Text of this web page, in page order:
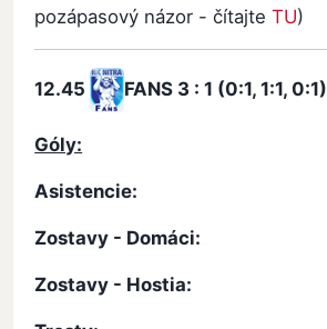
pozápasový názor - čítajteTU)
12.45 FANS 3 : 1 (0:1, 1:1, 0:1)
Góly:
Asistencie:
Zostavy - Domáci:
Zostavy - Hostia: